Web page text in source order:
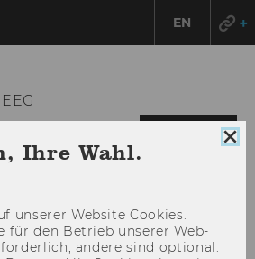
EN
Ihre Wahl.
un­se­rer Web­site Coo­kies.
für den Be­trieb un­se­rer Web­
an­de­re sind op­tio­nal.